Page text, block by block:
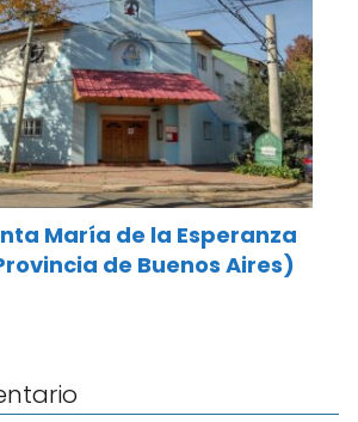
María de la Esperanza
de Buenos Aires)